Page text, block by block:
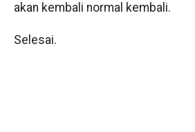
akan kembali normal kembali.
Selesai.